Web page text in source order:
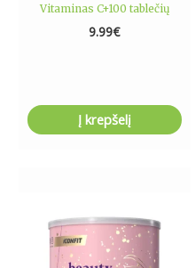
Vitaminas C+100 tablečių
9.99€
Į krepšelį
through
17.90€
has
multiple
variants.